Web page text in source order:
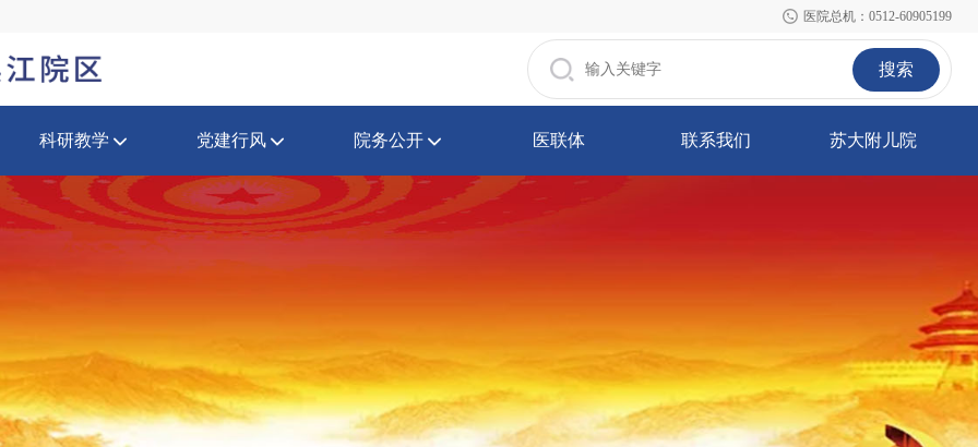
医院总机：0512-60905199
搜索
科研教学 党建行风 院务公开 医联体 联系我们 苏大附儿院